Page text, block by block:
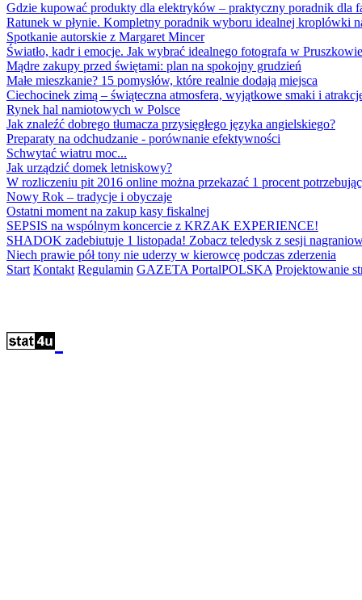
Gdzie kupować produkty dla elektryków – praktyczny poradnik dla
Ratunek w płynie. Kompletny poradnik wyboru idealnej kroplówki
Spotkanie autorskie z Margaret Mincer
Światło, kadr i emocje. Jak wybrać idealnego fotografa w
Mądre zakupy przed świętami: plan na spokojny grudzień
Małe mieszkanie? 15 pomysłów, które realnie dodają miejsca
Ciechocinek zimą – świąteczna atmosfera, wyjątkowe smaki i
Rynek hal namiotowych w Polsce
Jak znaleźć dobrego tłumacza przysięgłego języka angielskiego?
Preparaty na odchudzanie - porównanie efektywności
Schwytać wiatru moc...
Jak urządzić domek letniskowy?
W rozliczeniu pit 2016 online można przekazać 1 procent
Nowy Rok – tradycje i obyczaje
Ostatni moment na zakup kasy fiskalnej
SEPSIS na wspólnym koncercie z KRZAK EXPERIENCE!
SHADOK zadebiutuje 1 listopada! Zobacz teledysk z sesji
Niech prawie pół tony nie uderzy w kierowcę podczas zderzenia
Start Kontakt Regulamin GAZETA PortalPOLSKA Projektowanie